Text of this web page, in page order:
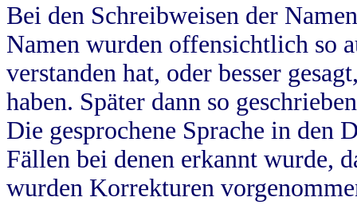
Bei den Schreibweisen der
Namen wurden offensichtlich so
verstanden hat, oder besser
haben. Später dann so
Die gesprochene Sprache in
Fällen bei denen erkannt wurde,
wurden Korrekturen